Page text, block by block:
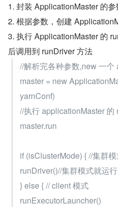
1. 封装 ApplicationMaster 的参
2. 根据参数，创建
3. 执行 ApplicationMaster 的
后调用到 runDriver 方法
//解析完各种参数,new 一
master = new
yarnConf)
//执行 applicationMaster 的
master.run
if (isClusterMode) { //集群
runDriver()//集群模式就运
} else { // client 模式
runExecutorLauncher()